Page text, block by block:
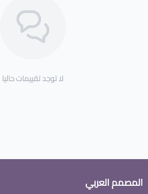
لا توجد تقييمات حاليا
المصمم العربي